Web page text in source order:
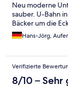
Neu moderne
sauber. U-Bahn
Bäcker um die
Hans-Jörg,
Verifizierte
8/10 – Sehr